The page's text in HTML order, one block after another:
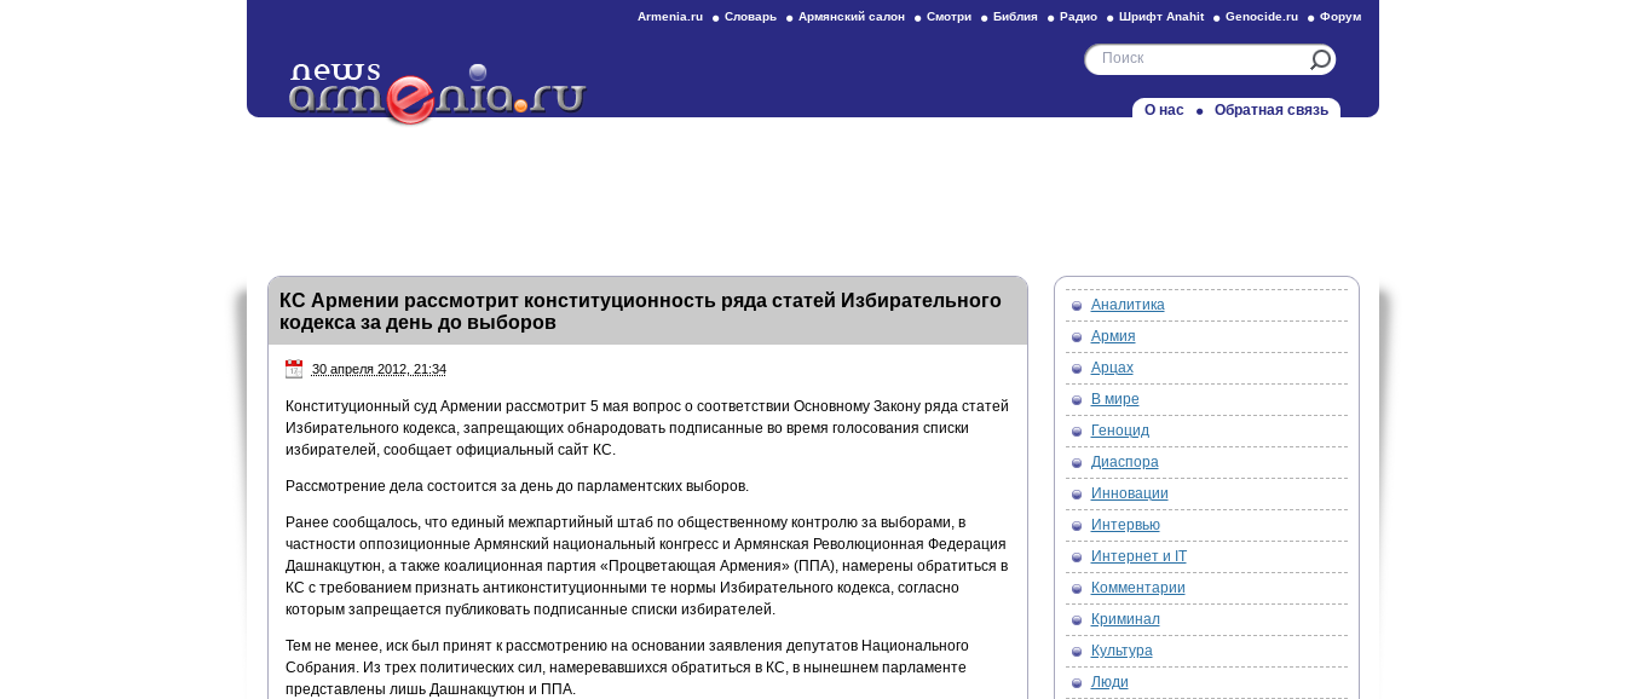
Armenia.ru Словарь Армянский салон Смотри Библия Радио Шрифт Anahit Genocide.ru Форум
О нас Обратная связь
КС Армении рассмотрит конституционность ряда статей Избирательного
кодекса за день до выборов
30 апреля 2012, 21:34
Конституционный суд Армении рассмотрит 5 мая вопрос о соответствии Основному Закону ряда статей
Избирательного кодекса, запрещающих обнародовать подписанные во время голосования списки
избирателей, сообщает официальный сайт КС.
Рассмотрение дела состоится за день до парламентских выборов.
Ранее сообщалось, что единый межпартийный штаб по общественному контролю за выборами, в
частности оппозиционные Армянский национальный конгресс и Армянская Революционная Федерация
Дашнакцутюн, а также коалиционная партия «Процветающая Армения» (ППА), намерены обратиться в
КС с требованием признать антиконституционными те нормы Избирательного кодекса, согласно
которым запрещается публиковать подписанные списки избирателей.
Тем не менее, иск был принят к рассмотрению на основании заявления депутатов Национального
Собрания. Из трех политических сил, намеревавшихся обратиться в КС, в нынешнем парламенте
представлены лишь Дашнакцутюн и ППА.
Аналитика
Армия
Арцах
В мире
Геноцид
Диаспора
Инновации
Интервью
Интернет и IT
Комментарии
Криминал
Культура
Люди